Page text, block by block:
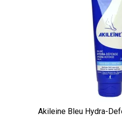
Akileine Bleu Hydra-